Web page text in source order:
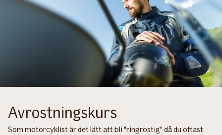
Avrostningskurs
Som motorcyklist är det lätt att bli "ringrostig" då du oftast